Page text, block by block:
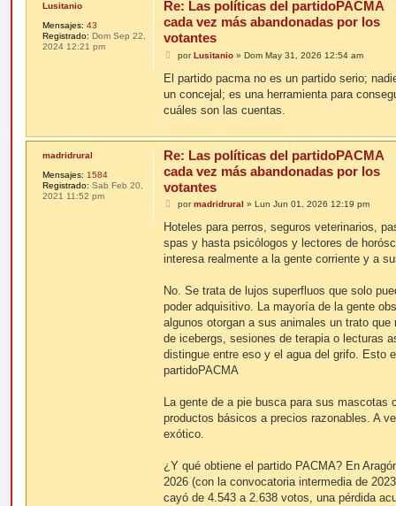
Lusitanio
Mensajes: 43
Registrado: Dom Sep 22,
2024 12:21 pm
Re: Las políticas del partidoPACMA
cada vez más abandonadas por los
votantes
M
n
s
a
j
porLusitanio» Dom May 31, 2026 12:54 am
El partido pacma no es un partido serio;
un concejal; es una herramienta para
cuáles son las cuentas.
madridrural
Mensajes: 1584
Registrado: Sab Feb 20,
2021 11:52 pm
Re: Las políticas del partidoPACMA
cada vez más abandonadas por los
votantes
M
n
a
j
pormadridrural » Lun Jun 01, 2026 12:19 pm
Hoteles para perros, seguros veterinarios,
spas y hasta psicólogos y lectores de
interesa realmente a la gente corriente y a
No. Se trata de lujos superfluos que solo
poder adquisitivo. La mayoría de la gente
algunos otorgan a sus animales un trato
de icebergs, sesiones de terapia o lecturas
distingue entre eso y el agua del grifo. Esto
partidoPACMA
La gente de a pie busca para sus mascotas
productos básicos a precios razonables. A
exótico.
¿Y qué obtiene el partido PACMA? En
2026 (con la convocatoria intermedia de
cayó de 4.543 a 2.638 votos, una pérdida